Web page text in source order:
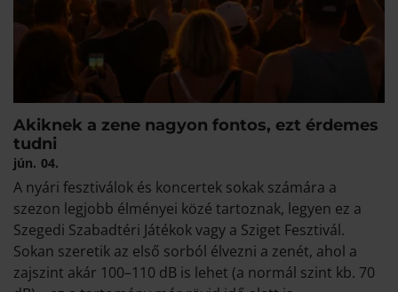
Akiknek a zene nagyon fontos, ezt érdemes
tudni
jún. 04.
A nyári fesztiválok és koncertek sokak számára a
szezon legjobb élményei közé tartoznak, legyen ez a
Szegedi Szabadtéri Játékok vagy a Sziget Fesztivál.
Sokan szeretik az első sorból élvezni a zenét, ahol a
zajszint akár 100–110 dB is lehet (a normál szint kb. 70